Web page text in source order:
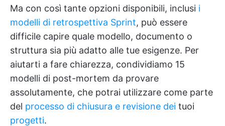
Ma con così tante opzioni disponibili, inclusi i
modelli di retrospettiva Sprint, può essere
difficile capire quale modello, documento o
struttura sia più adatto alle tue esigenze. Per
aiutarti a fare chiarezza, condividiamo 15
modelli di post-mortem da provare
assolutamente, che potrai utilizzare come parte
del processo di chiusura e revisione dei tuoi
progetti.